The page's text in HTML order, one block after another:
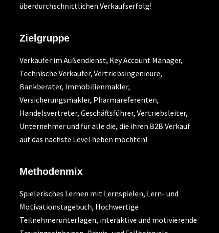
überdurchschnittlichen Verkaufserfolg!
Zielgruppe
Verkäufer im Außendienst, Key Account Manager,
Technische Verkäufer, Vertriebsingenieure,
Bankberater, Immobilienmakler,
Versicherungsmakler, Pharmareferenten,
Handelsvertreter, Geschäftsführer, Vertriebsleiter,
Unternehmer und für alle die, die ihren B2B Verkauf
auf das nächste Level heben möchten!
Methodenmix
Spielerisches Lernen mit Lernspielen, Lern- und
Motivationstagebuch, Hochwertige
Teilnehmerunterlagen, interaktive und motivierende